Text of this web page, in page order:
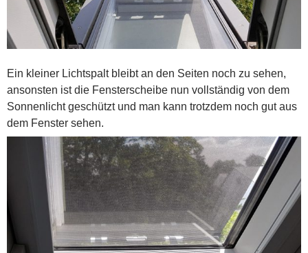
Ein kleiner Lichtspalt bleibt an den Seiten noch zu sehen,
ansonsten ist die Fensterscheibe nun vollständig von dem
Sonnenlicht geschützt und man kann trotzdem noch gut aus
dem Fenster sehen.